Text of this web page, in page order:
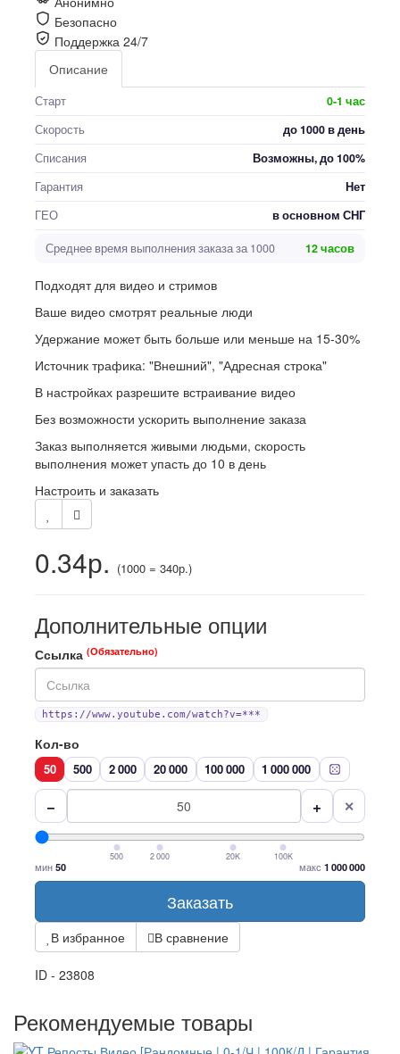
Безопасно
Поддержка 24/7
Описание
Старт
0-1 час
Скорость
до 1000 в день
Списания
Возможны, до 100%
Гарантия
Нет
ГЕО
в основном СНГ
Среднее время выполнения заказа за 1000 12 часов
Подходят для видео и стримов
Ваше видео смотрят реальные люди
Удержание может быть больше или меньше на 15-30%
Источник трафика: "Внешний", "Адресная строка"
В настройках разрешите встраивание видео
Без возможности ускорить выполнение заказа
Заказ выполняется живыми людьми, скорость
выполнения может упасть до 10 в день
Настроить и заказать
0.34р. (1000 = 340р.)
Дополнительные опции
Ссылка (Обязательно)
https://www.youtube.com/watch?v=***
Кол-во
50 500 2 000 20 000 100 000 1 000 000
− + ✕
500 2 000 20K 100K
мин 50 макс 1 000 000
Заказать
В избранное В сравнение
ID - 23808
Рекомендуемые товары